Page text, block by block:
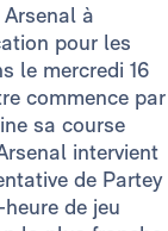
à
pour les
le mercredi 16
commence par
sa course
intervient
de Partey
de jeu